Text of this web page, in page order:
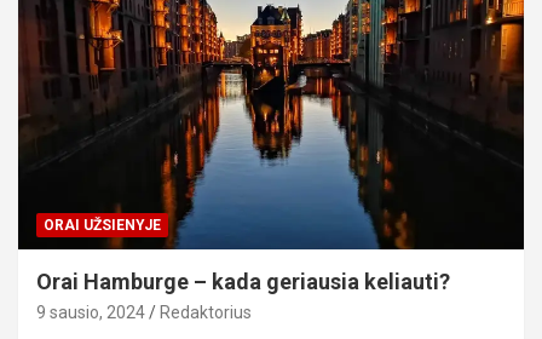
ORAI UŽSIENYJE
Orai Hamburge – kada geriausia keliauti?
9 sausio, 2024 Redaktorius